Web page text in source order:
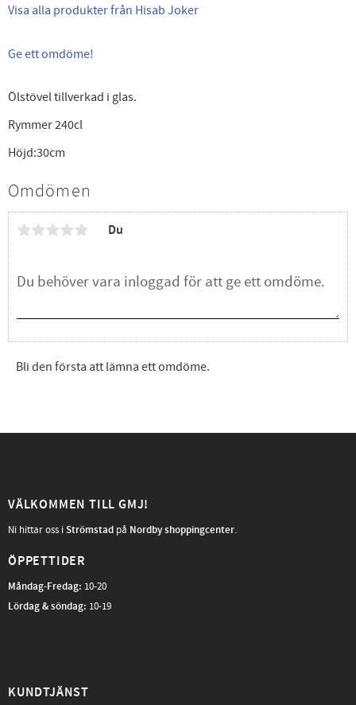
Visa alla produkter från Hisab Joker
Ge ett omdöme!
Ölstövel tillverkad i glas.
Rymmer 240cl
Höjd:30cm
Omdömen
Du
Bli den första att lämna ett omdöme.
VÄLKOMMEN TILL GMJ!
Ni hittar oss iStrömstad på Nordby shoppingcenter.
ÖPPETTIDER
Måndag-Fredag: 10-20
Lördag & söndag: 10-19
KUNDTJÄNST